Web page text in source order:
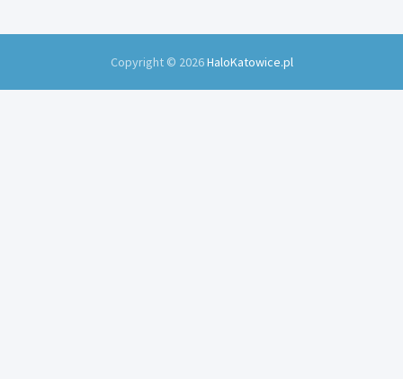
Copyright © 2026HaloKatowice.pl